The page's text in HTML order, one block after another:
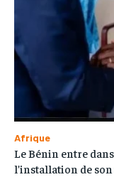
Afrique
Le Bénin entre
l’installation de